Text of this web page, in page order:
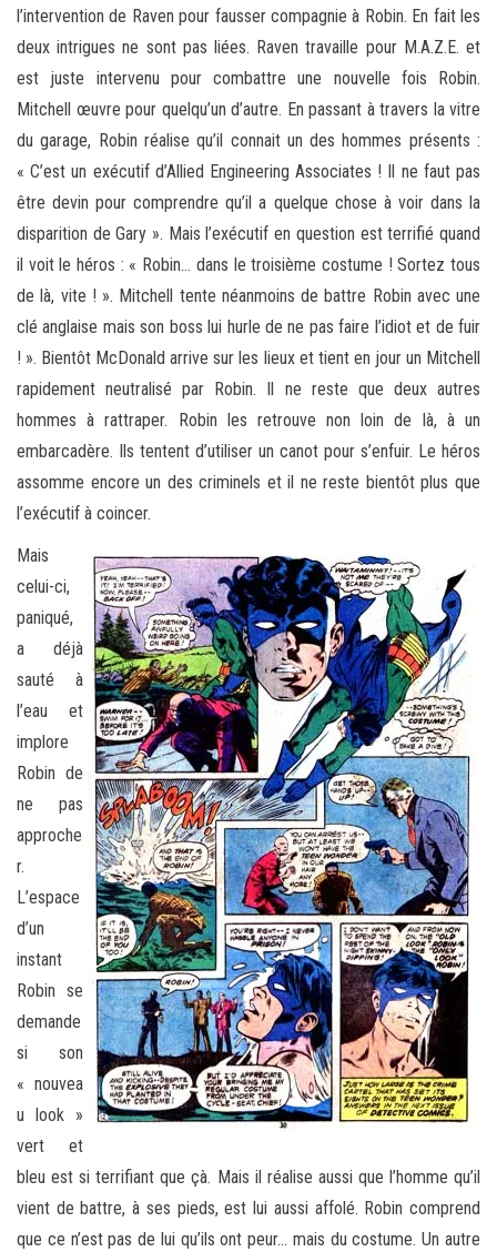
l’intervention de Raven pour fausser compagnie à Robin. En fait les
deux intrigues ne sont pas liées. Raven travaille pour M.A.Z.E. et
est juste intervenu pour combattre une nouvelle fois Robin.
Mitchell œuvre pour quelqu’un d’autre. En passant à travers la vitre
du garage, Robin réalise qu’il connait un des hommes présents :
« C’est un exécutif d’Allied Engineering Associates ! Il ne faut pas
être devin pour comprendre qu’il a quelque chose à voir dans la
disparition de Gary ». Mais l’exécutif en question est terrifié quand
il voit le héros : « Robin… dans le troisième costume ! Sortez tous
de là, vite ! ». Mitchell tente néanmoins de battre Robin avec une
clé anglaise mais son boss lui hurle de ne pas faire l’idiot et de fuir
! ». Bientôt McDonald arrive sur les lieux et tient en jour un Mitchell
rapidement neutralisé par Robin. Il ne reste que deux autres
hommes à rattraper. Robin les retrouve non loin de là, à un
embarcadère. Ils tentent d’utiliser un canot pour s’enfuir. Le héros
assomme encore un des criminels et il ne reste bientôt plus que
l’exécutif à coincer.
Mais
celui-ci,
paniqué,
a déjà
sauté à
l’eau et
implore
Robin de
ne pas
approche
r.
L’espace
d’un
instant
Robin se
demande
si son
« nouvea
u look »
vert et
bleu est si terrifiant que çà. Mais il réalise aussi que l’homme qu’il
vient de battre, à ses pieds, est lui aussi affolé. Robin comprend
que ce n’est pas de lui qu’ils ont peur… mais du costume. Un autre